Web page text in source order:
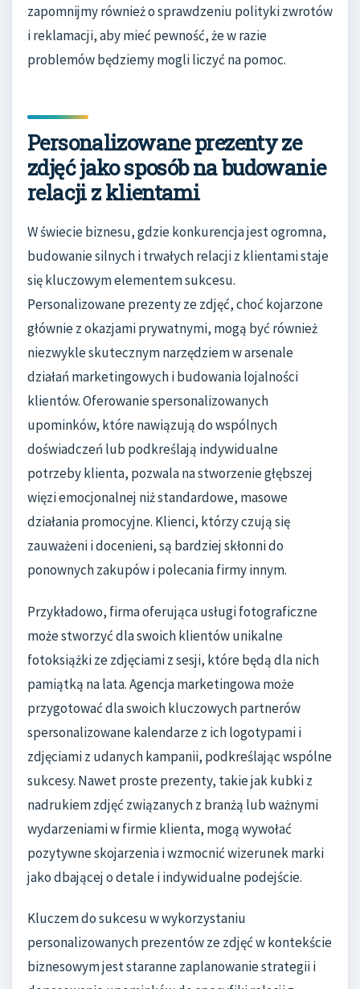
zapomnijmy również o sprawdzeniu polityki zwrotów
i reklamacji, aby mieć pewność, że w razie
problemów będziemy mogli liczyć na pomoc.
Personalizowane prezenty ze
zdjęć jako sposób na budowanie
relacji z klientami
W świecie biznesu, gdzie konkurencja jest ogromna,
budowanie silnych i trwałych relacji z klientami staje
się kluczowym elementem sukcesu.
Personalizowane prezenty ze zdjęć, choć kojarzone
głównie z okazjami prywatnymi, mogą być również
niezwykle skutecznym narzędziem w arsenale
działań marketingowych i budowania lojalności
klientów. Oferowanie spersonalizowanych
upominków, które nawiązują do wspólnych
doświadczeń lub podkreślają indywidualne
potrzeby klienta, pozwala na stworzenie głębszej
więzi emocjonalnej niż standardowe, masowe
działania promocyjne. Klienci, którzy czują się
zauważeni i docenieni, są bardziej skłonni do
ponownych zakupów i polecania firmy innym.
Przykładowo, firma oferująca usługi fotograficzne
może stworzyć dla swoich klientów unikalne
fotoksiążki ze zdjęciami z sesji, które będą dla nich
pamiątką na lata. Agencja marketingowa może
przygotować dla swoich kluczowych partnerów
spersonalizowane kalendarze z ich logotypami i
zdjęciami z udanych kampanii, podkreślając wspólne
sukcesy. Nawet proste prezenty, takie jak kubki z
nadrukiem zdjęć związanych z branżą lub ważnymi
wydarzeniami w firmie klienta, mogą wywołać
pozytywne skojarzenia i wzmocnić wizerunek marki
jako dbającej o detale i indywidualne podejście.
Kluczem do sukcesu w wykorzystaniu
personalizowanych prezentów ze zdjęć w kontekście
biznesowym jest staranne zaplanowanie strategii i